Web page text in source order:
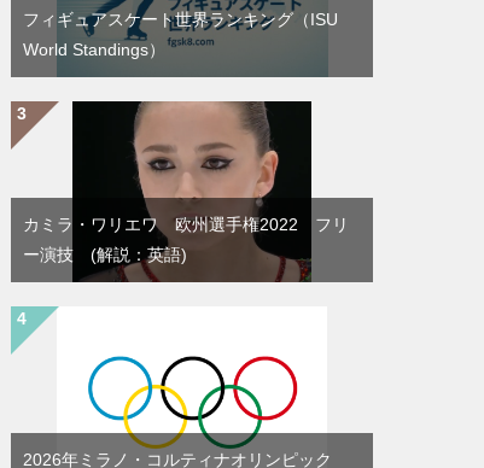
フィギュアスケート世界ランキング（ISU
World Standings）
カミラ・ワリエワ 欧州選手権2022 フリ
ー演技 (解説：英語)
2026年ミラノ・コルティナオリンピック